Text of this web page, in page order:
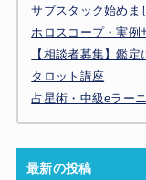
サブスタック始めま
ホロスコープ・実例
【相談者募集】鑑定
タロット講座
占星術・中級eラー
最新の投稿